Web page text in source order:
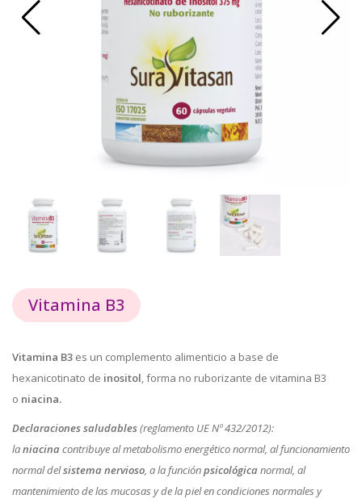
Vitamina B3
Vitamina B3 es un complemento alimenticio a base de
hexanicotinato de inositol , forma no ruborizante de vitamina B3
o niacina.
Declaraciones saludables(reglamento UE Nº 432/2012):
laniacinacontribuye al metabolismo energético normal, al funcionamiento
normal delsistema nervioso , a la funciónpsicológicanormal, al
mantenimiento de las mucosas y de la piel en condiciones normales y